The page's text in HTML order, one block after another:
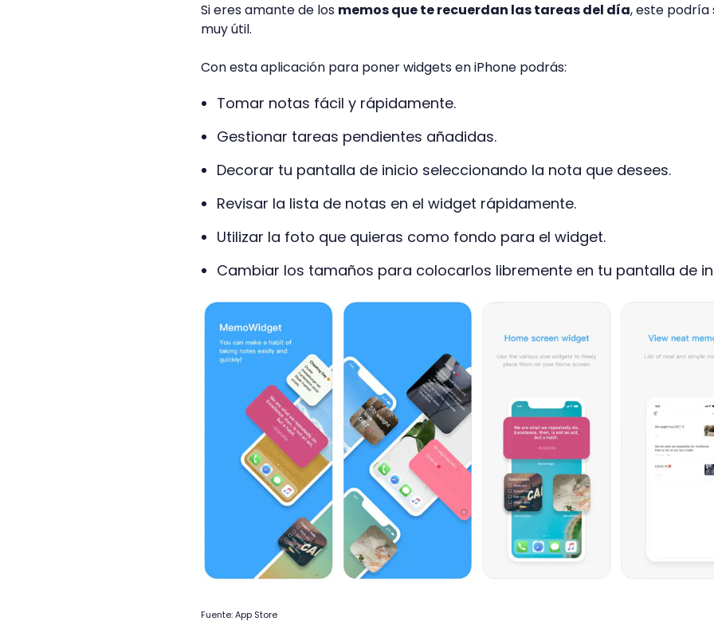
Si eres amante de los memos que te recuerdan las tareas del día, este podría
muy útil.
Con esta aplicación para poner widgets en iPhone podrás:
Tomar notas fácil y rápidamente.
Gestionar tareas pendientes añadidas.
Decorar tu pantalla de inicio seleccionando la nota que desees.
Revisar la lista de notas en el widget rápidamente.
Utilizar la foto que quieras como fondo para el widget.
Cambiar los tamaños para colocarlos libremente en tu pantalla de
Fuente: App Store